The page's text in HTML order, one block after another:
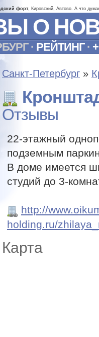
форт, Кировский, Автово. А что
О
· РЕЙТИНГ· +
Санкт-Петербург »
Отзывы
22-этажный
подземным
В доме имеется
студий до 3-
http://
holding.ru/
Карта